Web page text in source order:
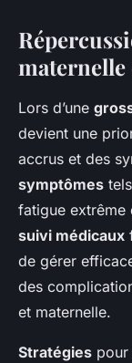
Lors d’une
devient une
accrus et des
symptômes
fatigue extrême
suivi médicaux
de gérer
des
et maternelle.
Stratégies pour